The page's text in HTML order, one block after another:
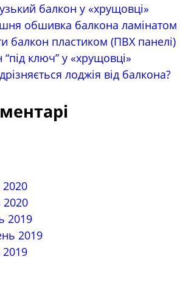
балкон у «хрущовці»
обшивка балкона ламінатом
балкон пластиком (ПВХ панелі)
“під ключ” у «хрущовці»
лоджія від балкона?
2020
2019
2019